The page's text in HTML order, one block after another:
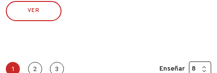
VER
1 2 3 Enseñar